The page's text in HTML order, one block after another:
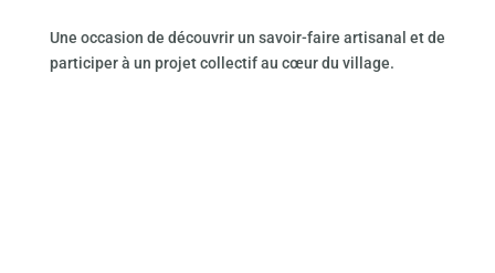
Une occasion de découvrir un savoir-faire artisanal et de
participer à un projet collectif au cœur du village.